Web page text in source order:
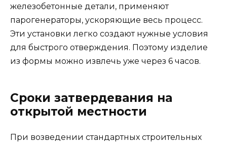
железобетонные детали, применяют
парогенераторы, ускоряющие весь процесс.
Эти установки легко создают нужные условия
для быстрого отверждения. Поэтому изделие
из формы можно извлечь уже через 6 часов.
Сроки затвердевания на
открытой местности
При возведении стандартных строительных